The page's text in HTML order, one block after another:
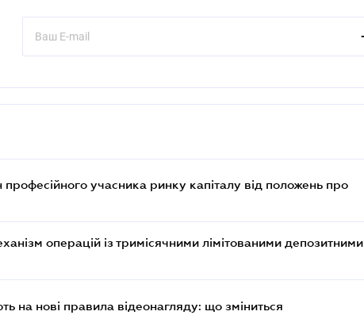
професійного учасника ринку капіталу від положень про
операцій із тримісячними лімітованими депозитними
на нові правила відеонагляду: що зміниться